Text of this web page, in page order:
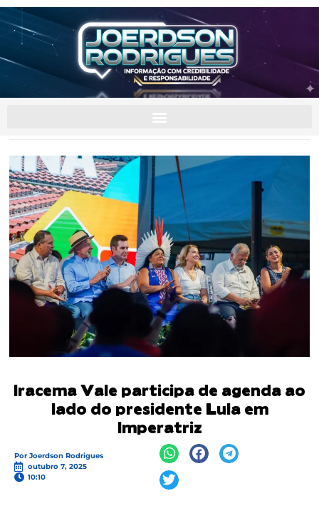
Iracema Vale participa de agenda ao
lado do presidente Lula em
Imperatriz
Por Joerdson Rodrigues
outubro 7, 2025
10:10